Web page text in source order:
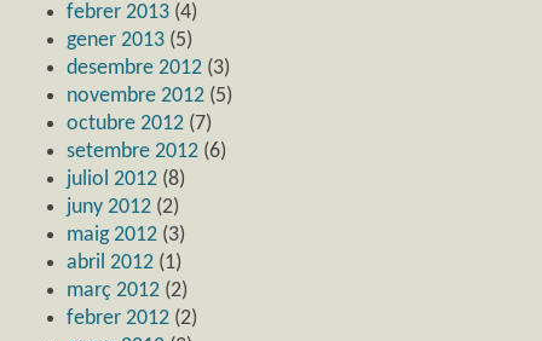
febrer 2013 (4)
gener 2013 (5)
desembre 2012 (3)
novembre 2012 (5)
octubre 2012 (7)
setembre 2012 (6)
juliol 2012 (8)
juny 2012 (2)
maig 2012 (3)
abril 2012 (1)
març 2012 (2)
febrer 2012 (2)